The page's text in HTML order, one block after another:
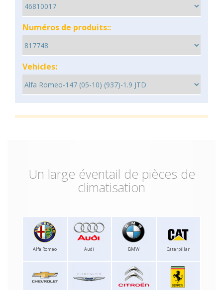
Numéros de produits::
Vehicles:
Un large éventail de pièces de
climatisation
Alfa Romeo Audi BMW Caterpillar